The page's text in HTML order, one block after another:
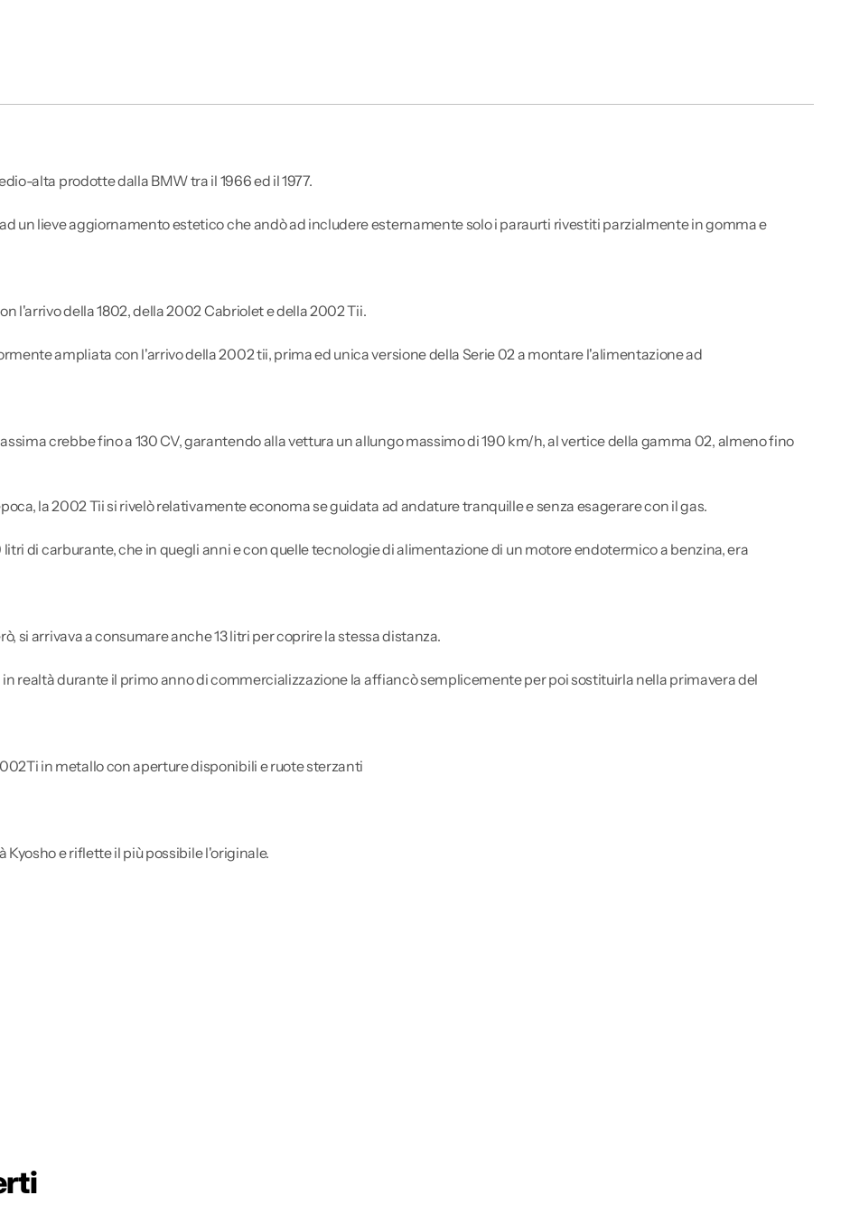
alta prodotte dalla BMW tra il 1966 ed il 1977.
un lieve aggiornamento estetico che andò ad includere esternamente solo i paraurti rivestiti parzialmente in gomma e
l'arrivo della 1802, della 2002 Cabriolet e della 2002 Tii.
ampliata con l'arrivo della 2002 tii, prima ed unica versione della Serie 02 a montare l'alimentazione ad
crebbe fino a 130 CV, garantendo alla vettura un allungo massimo di 190 km/h, al vertice della gamma 02, almeno fino
la 2002 Tii si rivelò relativamente economa se guidata ad andature tranquille e senza esagerare con il gas.
litri di carburante, che in quegli anni e con quelle tecnologie di alimentazione di un motore endotermico a benzina, era
si arrivava a consumare anche 13 litri per coprire la stessa distanza.
realtà durante il primo anno di commercializzazione la affiancò semplicemente per poi sostituirla nella primavera del
in metallo con aperture disponibili e ruote sterzanti
e riflette il più possibile l'originale.